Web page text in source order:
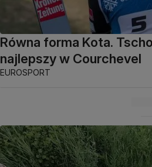
Równa forma Kota.
najlepszy w Courchevel
EUROSPORT